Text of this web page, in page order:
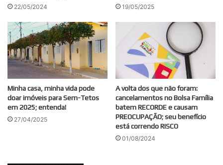
22/05/2024 19/05/2025
Minha casa, minha vida pode
doar imóveis para Sem-Tetos
em 2025; entenda!
27/04/2025
A volta dos que não foram:
cancelamentos no Bolsa Família
batem RECORDE e causam
PREOCUPAÇÃO; seu benefício
está correndo RISCO
01/08/2024